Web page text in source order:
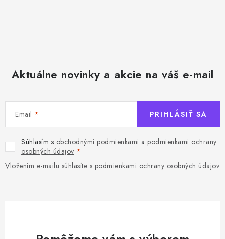
s
Aktuálne novinky a akcie na váš e-mail
Email
Súhlasím s obchodnými podmienkami a podmienkami ochrany
osobných údajov
Vložením e-mailu súhlasíte s podmienkami ochrany osobných údajov
PRIHLÁSIŤ SA